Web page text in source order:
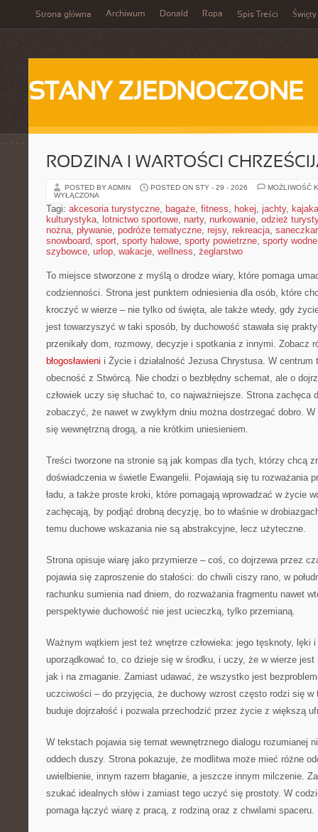
Strona główna Archiwum Donald Ropa Spis Treści Święty
STANY ZJEDNOCZONE
RODZINA I WARTOŚCI
POSTED BY ADMIN POSTED ON STY - 29 - 2026
MOŻLIWOŚĆ
WYŁĄCZONA
Tagi: akcesoria turystyczne, bagaże, fitness, hokej, jachty,
kulturystyka, lotnictwo sportowe, narty, nurkowanie, odzież
nożna, pływanie, podróże tematyczne, rejsy, rekreacja,
snowboard, sport, sporty halowe, sporty powietrzne, sporty wodne
szybowce, urlop, wakacje, wellness, żeglarstwo
To miejsce stworzone z myślą o drodze wiary, które pomaga
codzienności. Strona jest punktem odniesienia dla osób, które
kroczyć w wierze – nie tylko od święta, ale także wtedy, gdy
jest towarzyszyć w taki sposób, by duchowość stawała się
przenikały dom, rozmowy, decyzje i spotkania z innymi. Zobacz
błogosławieni i Życie i działalność Jezusa Chrystusa. W
obecność z Stwórcą. Nie chodzi o bezbłędny schemat, ale o
człowiek uczy się słuchać to, co najważniejsze. Strona zachęca
zobaczyć, że nawet w zwykłym dniu można dostrzegać dobro.
się wewnętrzną drogą, a nie krótkim uniesieniem.
Treści tworzone na stronie są jak kompas dla tych, którzy chcą
doświadczenia w świetle Ewangelii. Pojawiają się tu rozważania
ładu, a także proste kroki, które pomagają wprowadzać w życie
zachęcają, by podjąć drobną decyzję, bo to właśnie w
temu duchowe wskazania nie są abstrakcyjne, lecz użyteczne.
Strona opisuje wiarę jako przymierze – coś, co dojrzewa przez
pojawia się zaproszenie do stałości: do chwili ciszy rano, w
rachunku sumienia nad dniem, do rozważania fragmentu nawet
perspektywie duchowość nie jest ucieczką, tylko przemianą.
Ważnym wątkiem jest też wnętrze człowieka: jego tęsknoty, lęki
uporządkować to, co dzieje się w środku, i uczy, że w wierze
jak i na zmaganie. Zamiast udawać, że wszystko jest
uczciwości – do przyjęcia, że duchowy wzrost często rodzi się w
buduje dojrzałość i pozwala przechodzić przez życie z większą
W tekstach pojawia się temat wewnętrznego dialogu rozumianej
oddech duszy. Strona pokazuje, że modlitwa może mieć różne
uwielbienie, innym razem błaganie, a jeszcze innym milczenie.
szukać idealnych słów i zamiast tego uczyć się prostoty. W
pomaga łączyć wiarę z pracą, z rodziną oraz z chwilami spaceru.